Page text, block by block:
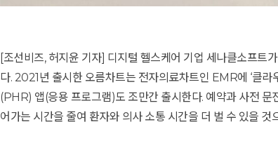
[조선비즈, 허지윤 기자] 디지털 헬스케어 기업 세나클소프트
다. 2021년 출시한 오름차트는 전자의료차트인 EMR에 ‘클
(PHR) 앱(응용 프로그램)도 조만간 출시한다. 예약과 사전 문
어가는 시간을 줄여 환자와 의사 소통 시간을 더 벌 수 있을 것